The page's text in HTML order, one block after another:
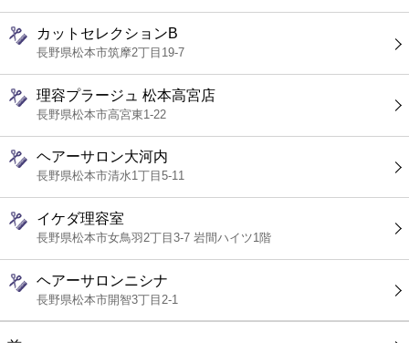
カットセレクションB
長野県松本市筑摩2丁目19-7
理容プラージュ 松本高宮店
長野県松本市高宮東1-22
ヘアーサロン大河内
長野県松本市清水1丁目5-11
イケダ理容室
長野県松本市女鳥羽2丁目3-7 岩間ハイツ1階
ヘアーサロンニシナ
長野県松本市開智3丁目2-1